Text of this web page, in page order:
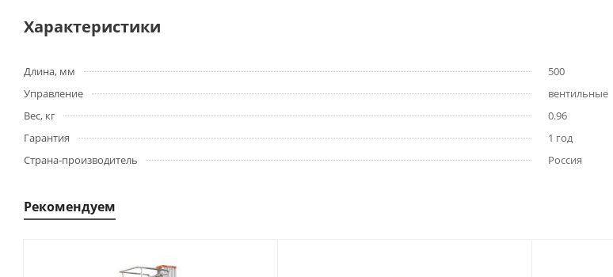
Характеристики
Длина, мм
500
Управление
вентильные
Вес, кг
0.96
Гарантия
1 год
Страна-производитель
Россия
Рекомендуем